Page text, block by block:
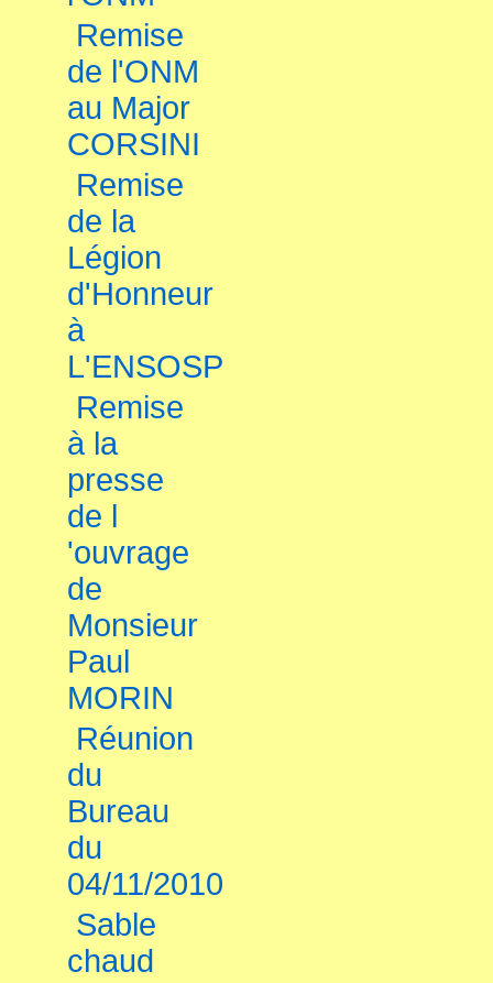
Remise
de l'ONM
au Major
CORSINI
Remise
de la
Légion
d'Honneur
à
L'ENSOSP
Remise
à la
presse
de l
'ouvrage
de
Monsieur
Paul
MORIN
Réunion
du
Bureau
du
04/11/2010
Sable
chaud